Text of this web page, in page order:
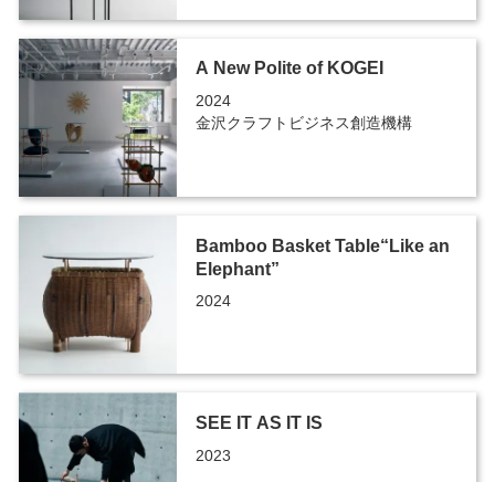
A New Polite of KOGEI
2024
金沢クラフトビジネス創造機構
Bamboo Basket Table“Like an
Elephant”
2024
SEE IT AS IT IS
2023